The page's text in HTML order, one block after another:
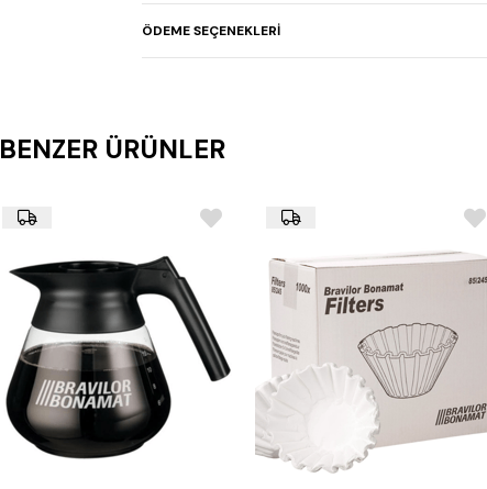
Pot Demleme Süresi:
Elektrik Bağlantısı:220V – 1N
Net Ağırlık:
ÖDEME SEÇENEKLERI
BENZER ÜRÜNLER